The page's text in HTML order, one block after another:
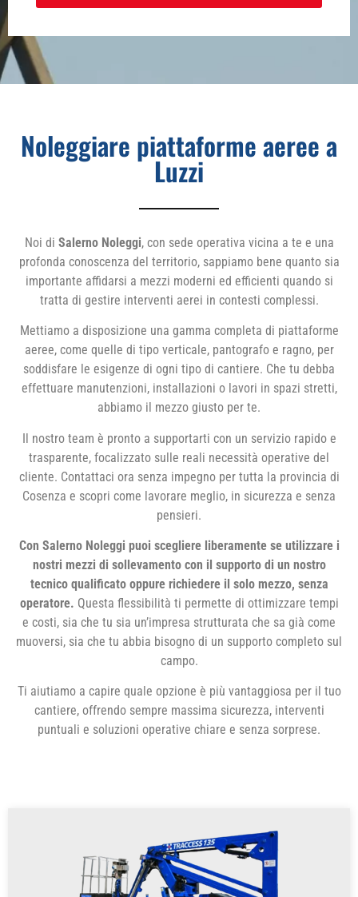
Noleggiare piattaforme aeree a
Luzzi
Noi di Salerno Noleggi, con sede operativa vicina a te e una
profonda conoscenza del territorio, sappiamo bene quanto sia
importante affidarsi a mezzi moderni ed efficienti quando si
tratta di gestire interventi aerei in contesti complessi.
Mettiamo a disposizione una gamma completa di piattaforme
aeree, come quelle di tipo verticale, pantografo e ragno, per
soddisfare le esigenze di ogni tipo di cantiere. Che tu debba
effettuare manutenzioni, installazioni o lavori in spazi stretti,
abbiamo il mezzo giusto per te.
Il nostro team è pronto a supportarti con un servizio rapido e
trasparente, focalizzato sulle reali necessità operative del
cliente. Contattaci ora senza impegno per tutta la provincia di
Cosenza e scopri come lavorare meglio, in sicurezza e senza
pensieri.
Con Salerno Noleggi puoi scegliere liberamente se utilizzare i
nostri mezzi di sollevamento con il supporto di un nostro
tecnico qualificato oppure richiedere il solo mezzo, senza
operatore. Questa flessibilità ti permette di ottimizzare tempi
e costi, sia che tu sia un’impresa strutturata che sa già come
muoversi, sia che tu abbia bisogno di un supporto completo sul
campo.
Ti aiutiamo a capire quale opzione è più vantaggiosa per il tuo
cantiere, offrendo sempre massima sicurezza, interventi
puntuali e soluzioni operative chiare e senza sorprese.